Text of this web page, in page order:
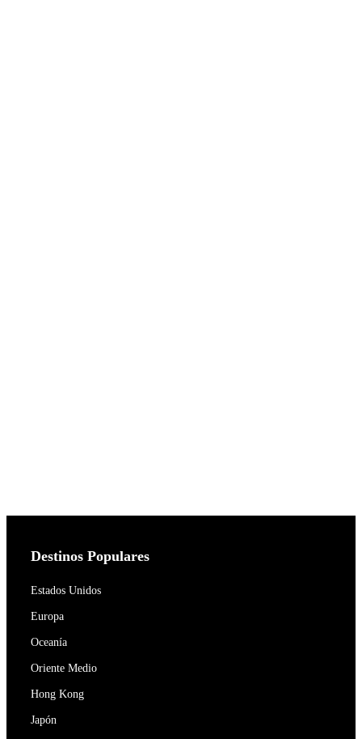
Destinos Populares
Estados Unidos
Europa
Oceanía
Oriente Medio
Hong Kong
Japón